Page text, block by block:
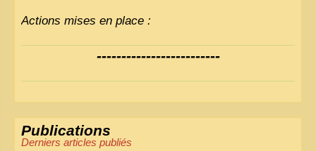
Actions mises en place :
Nous avons déjà ajusté les couleurs pour améliorer
la lisibilité. Votre avis nous intéresse !
« Comme tout bon collectionneur le sait, la
perfection est un idéal… mais nous y travaillons
-------------------------
Publications
Derniers articles publiés